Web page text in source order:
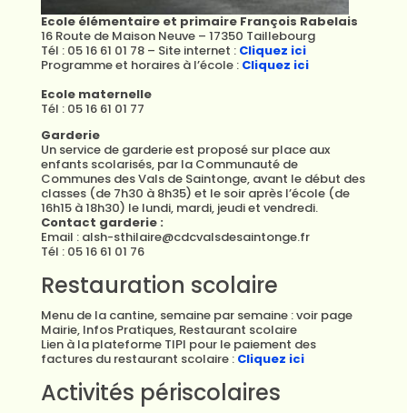
Ecole élémentaire et primaire François Rabelais
16 Route de Maison Neuve – 17350 Taillebourg
Tél : 05 16 61 01 78 – Site internet : Cliquez ici
Programme et horaires à l’école : Cliquez ici
Ecole maternelle
Tél : 05 16 61 01 77
Garderie
Un service de garderie est proposé sur place aux
enfants scolarisés, par la Communauté de
Communes des Vals de Saintonge, avant le début des
classes (de 7h30 à 8h35) et le soir après l’école (de
16h15 à 18h30) le lundi, mardi, jeudi et vendredi.
Contact garderie :
Email : alsh-sthilaire@cdcvalsdesaintonge.fr
Tél : 05 16 61 01 76
Restauration scolaire
Menu de la cantine, semaine par semaine : voir page
Mairie, Infos Pratiques, Restaurant scolaire
Lien à la plateforme TIPI pour le paiement des
factures du restaurant scolaire : Cliquez ici
Activités périscolaires